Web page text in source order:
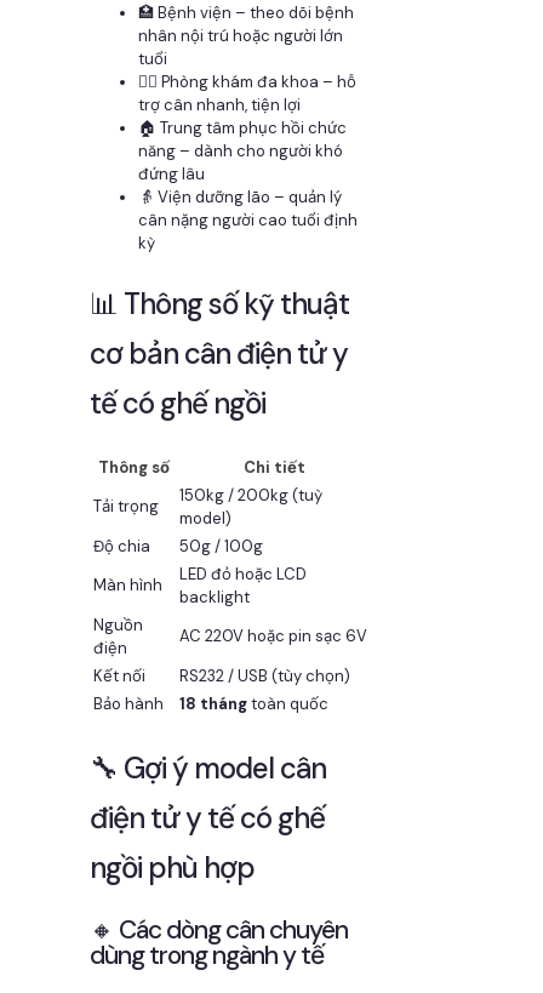
🏥 Bệnh viện – theo dõi bệnh
nhân nội trú hoặc người lớn
tuổi
👩‍⚕️ Phòng khám đa khoa – hỗ
trợ cân nhanh, tiện lợi
🏠 Trung tâm phục hồi chức
năng – dành cho người khó
đứng lâu
👵 Viện dưỡng lão – quản lý
cân nặng người cao tuổi định
kỳ
📊 Thông số kỹ thuật
cơ bản cân điện tử y
tế có ghế ngồi
Thông số
Chi tiết
Tải trọng
150kg / 200kg (tuỳ
model)
Độ chia
50g / 100g
Màn hình
LED đỏ hoặc LCD
backlight
Nguồn
điện
AC 220V hoặc pin sạc 6V
Kết nối
RS232 / USB (tùy chọn)
Bảo hành
18 thángtoàn quốc
🔧 Gợi ý model cân
điện tử y tế có ghế
ngồi phù hợp
🔸 Các dòng cân chuyên
dùng trong ngành y tế